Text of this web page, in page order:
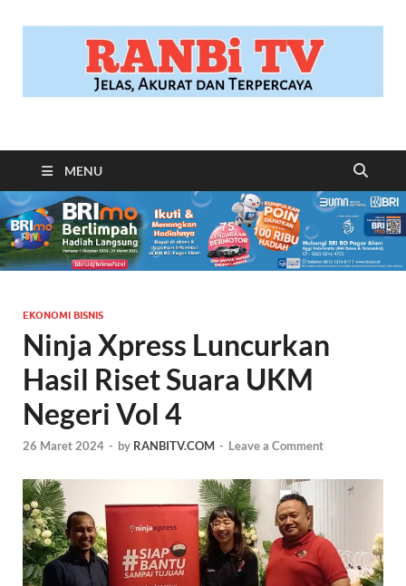
RANBITV.COM
MENU
EKONOMI BISNIS
Ninja Xpress Luncurkan
Hasil Riset Suara UKM
Negeri Vol 4
26 Maret 2024 - by RANBITV.COM - Leave a Comment